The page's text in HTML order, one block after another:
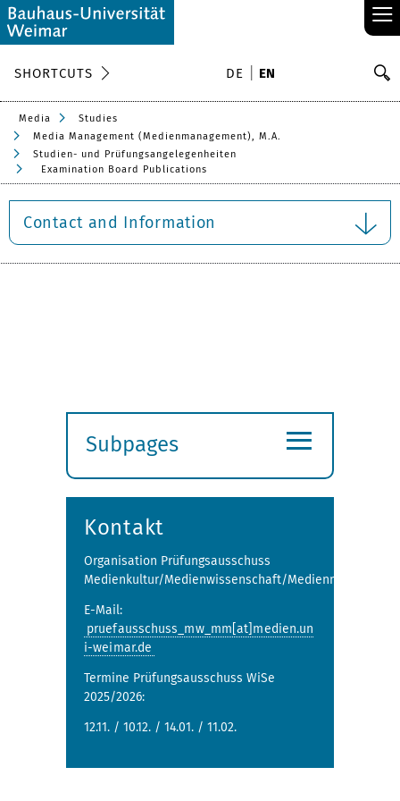
≡
SHORTCUTS DE EN
Media
Studies
Media Management (Medienmanagement), M.A.
Studien- und Prüfungsangelegenheiten
Examination Board Publications
Contact and Information
Subpages
submenu
≡
Kontakt
Organisation Prüfungsausschuss
Medienkultur/Medienwissenschaft/
E-Mail:
pruefausschuss_mw_mm[at]medien.un
i-weimar.de
Termine Prüfungsausschuss WiSe
2025/2026:
12.11. / 10.12. / 14.01. / 11.02.